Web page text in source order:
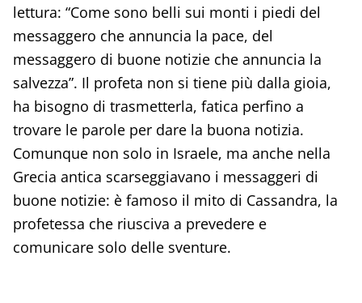
lettura: “Come sono belli sui monti i piedi del
messaggero che annuncia la pace, del
messaggero di buone notizie che annuncia la
salvezza”. Il profeta non si tiene più dalla gioia,
ha bisogno di trasmetterla, fatica perfino a
trovare le parole per dare la buona notizia.
Comunque non solo in Israele, ma anche nella
Grecia antica scarseggiavano i messaggeri di
buone notizie: è famoso il mito di Cassandra, la
profetessa che riusciva a prevedere e
comunicare solo delle sventure.